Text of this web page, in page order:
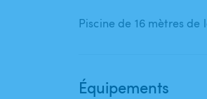
Piscine de 16 mètres
Équipements